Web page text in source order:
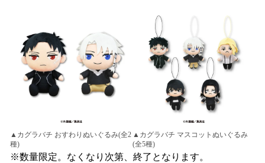
▲カグラバチ おすわりぬいぐるみ(全2
種)
▲カグラバチ マスコットぬいぐるみ
(全5種)
※数量限定。なくなり次第、終了となります。